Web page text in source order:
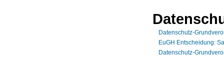
Datenschutz-
EuGH Entscheidung:
Datenschutz-